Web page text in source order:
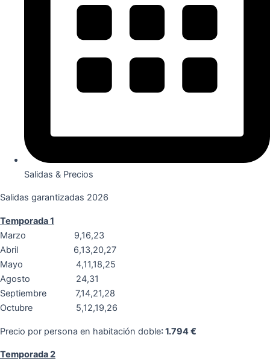
Salidas & Precios
Salidas garantizadas 2026
Temporada 1
Marzo 9,16,23
Abril 6,13,20,27
Mayo 4,11,18,25
Agosto 24,31
Septiembre 7,14,21,28
Octubre 5,12,19,26
Precio por persona en habitación doble: 1.794 €
Temporada 2